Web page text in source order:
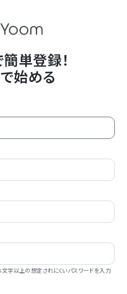
単登録！
始める
字以上の想定されにくいパスワードを入力